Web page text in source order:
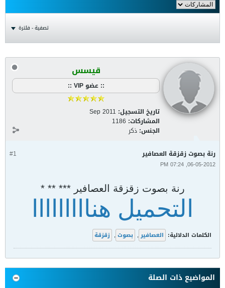
تصفية - فلترة
قيسس
:: عضو VIP ::
تاريخ التسجيل: Sep 2011
المشاركات: 1186
الجنس: ذكر
#1 رنة بصوت زقزقة العصافير
06-05-2012, 07:24 PM
رنة بصوت زقزقة العصافير *** ** *
التحميل هنااااااااا
الكلمات الدلالية: العصافير , بصوت , زقزقة
المواضيع ذات الصلة